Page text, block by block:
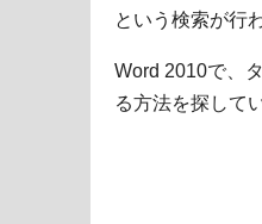
という検索が行
Word 2010で、
る方法を探して